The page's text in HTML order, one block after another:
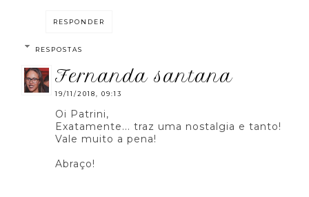
RESPONDER
RESPOSTAS
fernanda santana
19/11/2018, 09:13
Oi Patrini,
Exatamente... traz uma nostalgia e tanto!
Vale muito a pena!
Abraço!